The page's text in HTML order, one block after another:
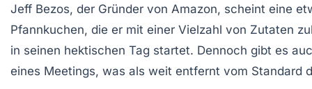
Jeff Bezos, der Gründer von Amazon, scheint eine
Pfannkuchen, die er mit einer Vielzahl von Zutaten
in seinen hektischen Tag startet. Dennoch gibt es
eines Meetings, was als weit entfernt vom Standard